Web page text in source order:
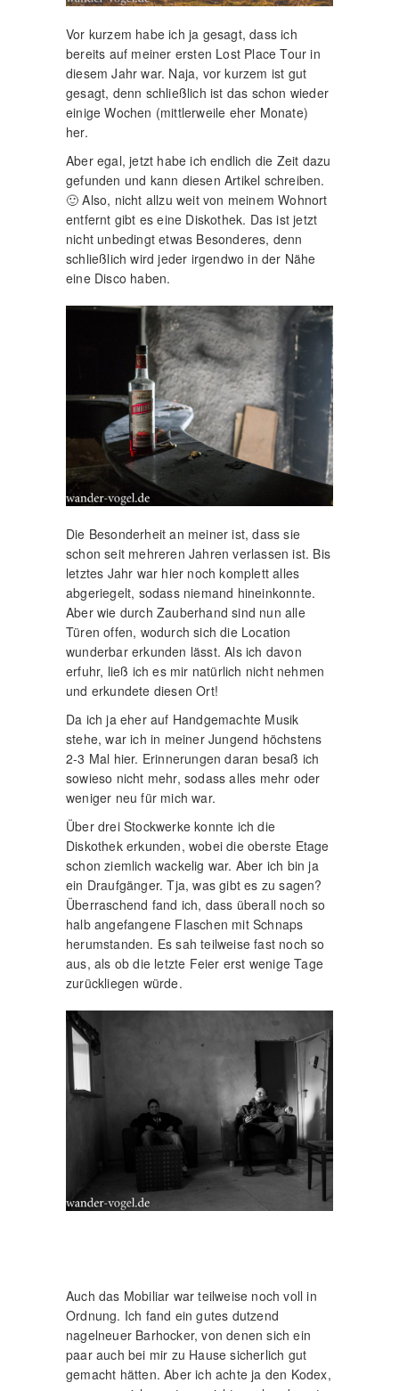
Vor kurzem habe ich ja gesagt, dass ich
bereits auf meiner ersten Lost Place Tour in
diesem Jahr war. Naja, vor kurzem ist gut
gesagt, denn schließlich ist das schon wieder
einige Wochen (mittlerweile eher Monate)
her.
Aber egal, jetzt habe ich endlich die Zeit dazu
gefunden und kann diesen Artikel schreiben.
🙂 Also, nicht allzu weit von meinem Wohnort
entfernt gibt es eine Diskothek. Das ist jetzt
nicht unbedingt etwas Besonderes, denn
schließlich wird jeder irgendwo in der Nähe
eine Disco haben.
Die Besonderheit an meiner ist, dass sie
schon seit mehreren Jahren verlassen ist. Bis
letztes Jahr war hier noch komplett alles
abgeriegelt, sodass niemand hineinkonnte.
Aber wie durch Zauberhand sind nun alle
Türen offen, wodurch sich die Location
wunderbar erkunden lässt. Als ich davon
erfuhr, ließ ich es mir natürlich nicht nehmen
und erkundete diesen Ort!
Da ich ja eher auf Handgemachte Musik
stehe, war ich in meiner Jungend höchstens
2-3 Mal hier. Erinnerungen daran besaß ich
sowieso nicht mehr, sodass alles mehr oder
weniger neu für mich war.
Über drei Stockwerke konnte ich die
Diskothek erkunden, wobei die oberste Etage
schon ziemlich wackelig war. Aber ich bin ja
ein Draufgänger. Tja, was gibt es zu sagen?
Überraschend fand ich, dass überall noch so
halb angefangene Flaschen mit Schnaps
herumstanden. Es sah teilweise fast noch so
aus, als ob die letzte Feier erst wenige Tage
zurückliegen würde.
Auch das Mobiliar war teilweise noch voll in
Ordnung. Ich fand ein gutes dutzend
nagelneuer Barhocker, von denen sich ein
paar auch bei mir zu Hause sicherlich gut
gemacht hätten. Aber ich achte ja den Kodex,